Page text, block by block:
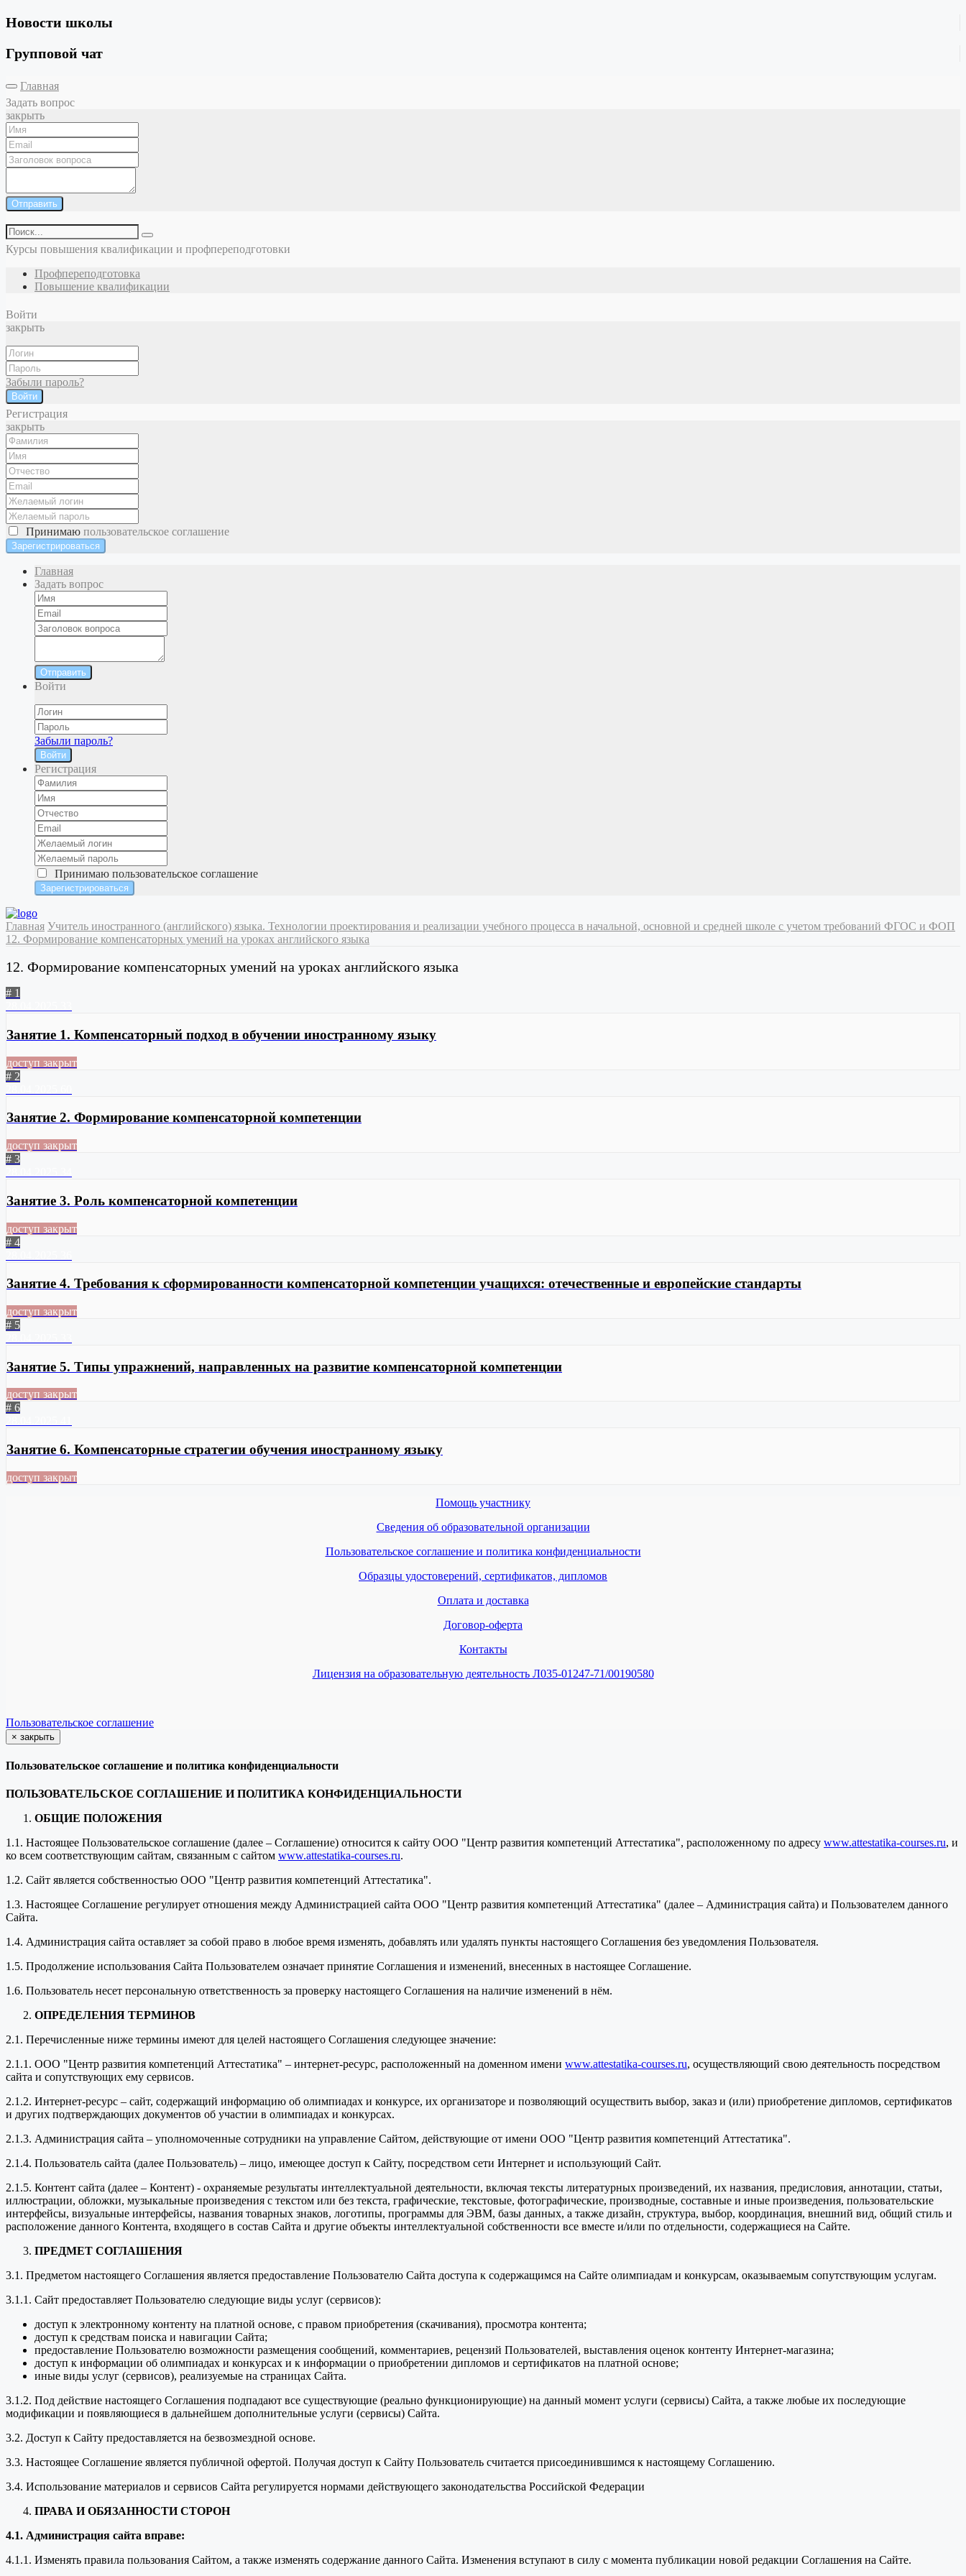
Новости школы
Групповой чат
Главная
Задать вопрос
закрыть
Отправить
Курсы повышения квалификации и профпереподготовки
Профпереподготовка
Повышение квалификации
Войти
закрыть
Забыли пароль?
Войти
Регистрация
закрыть
Принимаю пользовательское соглашение
Главная
Задать вопрос
Отправить
Войти
Забыли пароль?
Войти
Регистрация
Принимаю пользовательское соглашение
Главная Учитель иностранного (английского) языка. Технологии проектирования и реализации учебного процесса в начальной, основной и средней школе с учетом требований ФГОС и ФОП
12. Формирование компенсаторных умений на уроках английского языка
12. Формирование компенсаторных умений на уроках английского языка
# 1
Занятие 1. Компенсаторный подход в обучении иностранному языку
доступ закрыт
# 2
Занятие 2. Формирование компенсаторной компетенции
доступ закрыт
# 3
Занятие 3. Роль компенсаторной компетенции
доступ закрыт
# 4
Занятие 4. Требования к сформированности компенсаторной компетенции учащихся: отечественные и европейские стандарты
доступ закрыт
# 5
Занятие 5. Типы упражнений, направленных на развитие компенсаторной компетенции
доступ закрыт
# 6
Занятие 6. Компенсаторные стратегии обучения иностранному языку
доступ закрыт
Помощь участнику
Сведения об образовательной организации
Пользовательское соглашение и политика конфиденциальности
Образцы удостоверений, сертификатов, дипломов
Оплата и доставка
Договор-оферта
Контакты
Лицензия на образовательную деятельность Л035-01247-71/00190580
Пользовательское соглашение
× закрыть
Пользовательское соглашение и политика конфиденциальности
ПОЛЬЗОВАТЕЛЬСКОЕ СОГЛАШЕНИЕ И ПОЛИТИКА КОНФИДЕНЦИАЛЬНОСТИ
ОБЩИЕ ПОЛОЖЕНИЯ
1.1. Настоящее Пользовательское соглашение (далее – Соглашение) относится к сайту ООО "Центр развития компетенций Аттестатика", расположенному по адресу www.attestatika-courses.ru, и
ко всем соответствующим сайтам, связанным с сайтом www.attestatika-courses.ru.
1.2. Сайт является собственностью ООО "Центр развития компетенций Аттестатика".
1.3. Настоящее Соглашение регулирует отношения между Администрацией сайта ООО "Центр развития компетенций Аттестатика" (далее – Администрация сайта) и Пользователем данного
Сайта.
1.4. Администрация сайта оставляет за собой право в любое время изменять, добавлять или удалять пункты настоящего Соглашения без уведомления Пользователя.
1.5. Продолжение использования Сайта Пользователем означает принятие Соглашения и изменений, внесенных в настоящее Соглашение.
1.6. Пользователь несет персональную ответственность за проверку настоящего Соглашения на наличие изменений в нём.
ОПРЕДЕЛЕНИЯ ТЕРМИНОВ
2.1. Перечисленные ниже термины имеют для целей настоящего Соглашения следующее значение:
2.1.1. ООО "Центр развития компетенций Аттестатика" – интернет-ресурс, расположенный на доменном имени www.attestatika-courses.ru, осуществляющий свою деятельность посредством
сайта и сопутствующих ему сервисов.
2.1.2. Интернет-ресурс – сайт, содержащий информацию об олимпиадах и конкурсе, их организаторе и позволяющий осуществить выбор, заказ и (или) приобретение дипломов, сертификатов
и других подтверждающих документов об участии в олимпиадах и конкурсах.
2.1.3. Администрация сайта – уполномоченные сотрудники на управление Сайтом, действующие от имени ООО "Центр развития компетенций Аттестатика".
2.1.4. Пользователь сайта (далее Пользователь) – лицо, имеющее доступ к Сайту, посредством сети Интернет и использующий Сайт.
2.1.5. Контент сайта (далее – Контент) - охраняемые результаты интеллектуальной деятельности, включая тексты литературных произведений, их названия, предисловия, аннотации, статьи,
иллюстрации, обложки, музыкальные произведения с текстом или без текста, графические, текстовые, фотографические, производные, составные и иные произведения, пользовательские
интерфейсы, визуальные интерфейсы, названия товарных знаков, логотипы, программы для ЭВМ, базы данных, а также дизайн, структура, выбор, координация, внешний вид, общий стиль и
расположение данного Контента, входящего в состав Сайта и другие объекты интеллектуальной собственности все вместе и/или по отдельности, содержащиеся на Сайте.
ПРЕДМЕТ СОГЛАШЕНИЯ
3.1. Предметом настоящего Соглашения является предоставление Пользователю Сайта доступа к содержащимся на Сайте олимпиадам и конкурсам, оказываемым сопутствующим услугам.
3.1.1. Сайт предоставляет Пользователю следующие виды услуг (сервисов):
доступ к электронному контенту на платной основе, с правом приобретения (скачивания), просмотра контента;
доступ к средствам поиска и навигации Сайта;
предоставление Пользователю возможности размещения сообщений, комментариев, рецензий Пользователей, выставления оценок контенту Интернет-магазина;
доступ к информации об олимпиадах и конкурсах и к информации о приобретении дипломов и сертификатов на платной основе;
иные виды услуг (сервисов), реализуемые на страницах Сайта.
3.1.2. Под действие настоящего Соглашения подпадают все существующие (реально функционирующие) на данный момент услуги (сервисы) Сайта, а также любые их последующие
модификации и появляющиеся в дальнейшем дополнительные услуги (сервисы) Сайта.
3.2. Доступ к Сайту предоставляется на безвозмездной основе.
3.3. Настоящее Соглашение является публичной офертой. Получая доступ к Сайту Пользователь считается присоединившимся к настоящему Соглашению.
3.4. Использование материалов и сервисов Сайта регулируется нормами действующего законодательства Российской Федерации
ПРАВА И ОБЯЗАННОСТИ СТОРОН
4.1. Администрация сайта вправе:
4.1.1. Изменять правила пользования Сайтом, а также изменять содержание данного Сайта. Изменения вступают в силу с момента публикации новой редакции Соглашения на Сайте.